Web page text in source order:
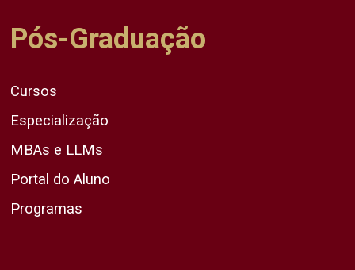
Pós-Graduação
Cursos
Especialização
MBAs e LLMs
Portal do Aluno
Programas